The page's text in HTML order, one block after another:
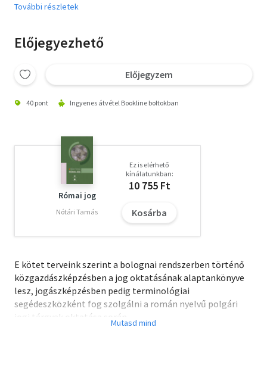
További részletek
Előjegyezhető
Előjegyzem
40 pont Ingyenes átvétel Bookline boltokban
Római jog
Nótári Tamás
Ez is elérhető
kínálatunkban:
10 755 Ft
Kosárba
E kötet terveink szerint a bolognai rendszerben történő
közgazdászképzésben a jog oktatásának alaptankönyve
lesz, jogászképzésben pedig terminológiai
segédeszközként fog szolgálni a román nyelvű polgári
jogi tárgyak oktatása során.